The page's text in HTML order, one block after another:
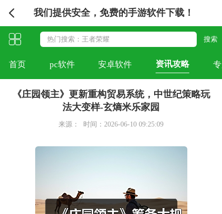
我们提供安全，免费的手游软件下载！
首页 pc软件 安卓软件 资讯攻略
《庄园领主》更新重构贸易系统，中世纪策略玩
法大变样-玄熵米乐家园
来源： 时间：2026-06-10 09:25:09